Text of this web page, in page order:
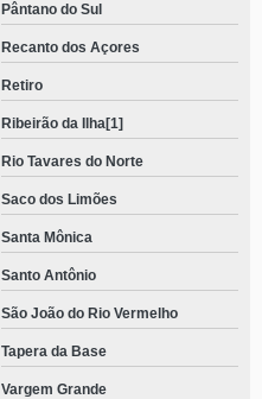
Pântano do Sul
Recanto dos Açores
Retiro
Ribeirão da Ilha[1]
Rio Tavares do Norte
Saco dos Limões
Santa Mônica
Santo Antônio
São João do Rio Vermelho
Tapera da Base
Vargem Grande